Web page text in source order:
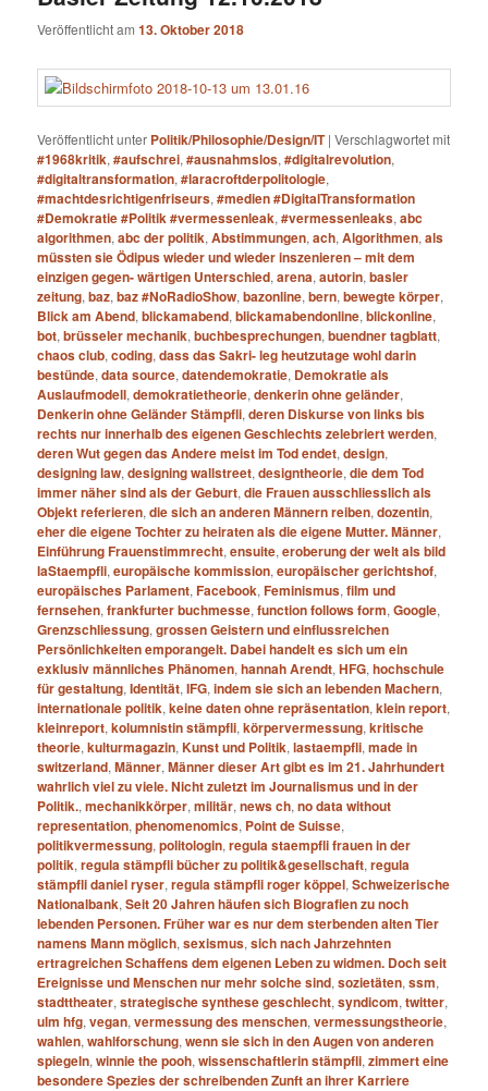
Veröffentlicht am13. Oktober 2018
Veröffentlicht unter Politik/Philosophie/Design/IT |Verschlagwortet mit
#1968kritik,#aufschrei,#ausnahmslos,#digitalrevolution,
#digitaltransformation,#laracroftderpolitologie,
#machtdesrichtigenfriseurs,#medien #DigitalTransformation
#Demokratie #Politik #vermessenleak,#vermessenleaks,abc
algorithmen,abc der politik,Abstimmungen,ach,Algorithmen,als
müssten sie Ödipus wieder und wieder inszenieren – mit dem
einzigen gegen- wärtigen Unterschied,arena,autorin,basler
zeitung,baz,baz #NoRadioShow,bazonline,bern,bewegte körper,
Blick am Abend,blickamabend,blickamabendonline,blickonline,
bot,brüsseler mechanik,buchbesprechungen,buendner tagblatt,
chaos club,coding,dass das Sakri- leg heutzutage wohl darin
bestünde,data source,datendemokratie, Demokratie als
Auslaufmodell,demokratietheorie,denkerin ohne geländer,
Denkerin ohne Geländer Stämpfli,deren Diskurse von links bis
rechts nur innerhalb des eigenen Geschlechts zelebriert werden,
deren Wut gegen das Andere meist im Tod endet,design,
designing law,designing wallstreet,designtheorie,die dem Tod
immer näher sind als der Geburt,die Frauen ausschliesslich als
Objekt referieren,die sich an anderen Männern reiben,dozentin,
eher die eigene Tochter zu heiraten als die eigene Mutter. Männer,
Einführung Frauenstimmrecht,ensuite,eroberung der welt als bild
laStaempfli,europäische kommission,europäischer gerichtshof,
europäisches Parlament,Facebook,Feminismus,film und
fernsehen,frankfurter buchmesse,function follows form,Google,
Grenzschliessung,grossen Geistern und einflussreichen
Persönlichkeiten emporangelt. Dabei handelt es sich um ein
exklusiv männliches Phänomen,hannah Arendt,HFG,hochschule
für gestaltung,Identität,IFG,indem sie sich an lebenden Machern,
internationale politik,keine daten ohne repräsentation,klein report,
kleinreport,kolumnistin stämpfli,körpervermessung,kritische
theorie,kulturmagazin,Kunst und Politik,lastaempfli,made in
switzerland,Männer,Männer dieser Art gibt es im 21. Jahrhundert
wahrlich viel zu viele. Nicht zuletzt im Journalismus und in der
Politik.,mechanikkörper,militär,news ch,no data without
representation,phenomenomics, Point de Suisse,
politikvermessung,politologin,regula staempfli frauen in der
politik,regula stämpfli bücher zu politik&gesellschaft,regula
stämpfli daniel ryser,regula stämpfli roger köppel,Schweizerische
Nationalbank,Seit 20 Jahren häufen sich Biografien zu noch
lebenden Personen. Früher war es nur dem sterbenden alten Tier
namens Mann möglich,sexismus,sich nach Jahrzehnten
ertragreichen Schaffens dem eigenen Leben zu widmen. Doch seit
Ereignisse und Menschen nur mehr solche sind,sozietäten,ssm,
stadttheater,strategische synthese geschlecht,syndicom,twitter,
ulm hfg,vegan,vermessung des menschen,vermessungstheorie,
wahlen,wahlforschung,wenn sie sich in den Augen von anderen
spiegeln,winnie the pooh,wissenschaftlerin stämpfli,zimmert eine
besondere Spezies der schreibenden Zunft an ihrer Karriere